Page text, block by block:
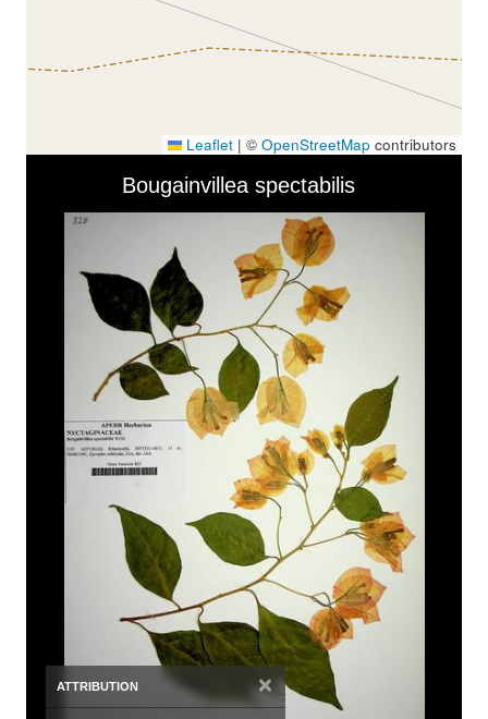
Leaflet | © OpenStreetMap contributors
Media Viewer
Bougainvillea spectabilis
ATTRIBUTION ×